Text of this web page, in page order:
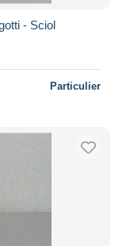
- Sciol
Particulier